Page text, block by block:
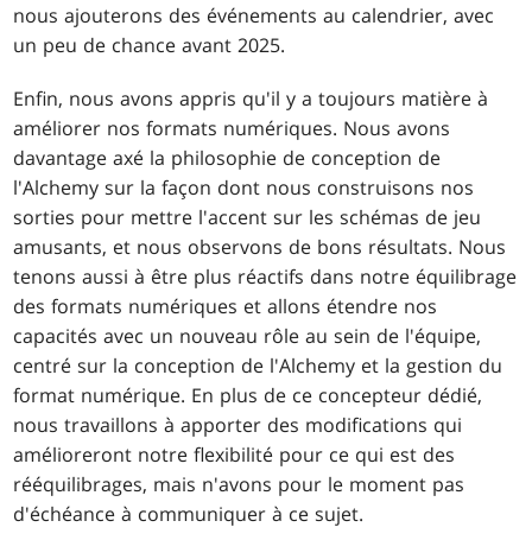
nous ajouterons des événements au calendrier, avec
un peu de chance avant 2025.
Enfin, nous avons appris qu'il y a toujours matière à
améliorer nos formats numériques. Nous avons
davantage axé la philosophie de conception de
l'Alchemy sur la façon dont nous construisons nos
sorties pour mettre l'accent sur les schémas de jeu
amusants, et nous observons de bons résultats. Nous
tenons aussi à être plus réactifs dans notre équilibrage
des formats numériques et allons étendre nos
capacités avec un nouveau rôle au sein de l'équipe,
centré sur la conception de l'Alchemy et la gestion du
format numérique. En plus de ce concepteur dédié,
nous travaillons à apporter des modifications qui
amélioreront notre flexibilité pour ce qui est des
rééquilibrages, mais n'avons pour le moment pas
d'échéance à communiquer à ce sujet.